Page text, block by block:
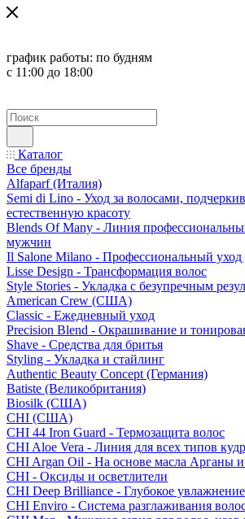
график работы: по будням
с 11:00 до 18:00
Каталог
Все бренды
Alfaparf (Италия)
Semi di Lino - Уход за волосами,
естественную красоту
Blends Of Many - Линия
мужчин
Il Salone Milano - Профессиональный уход
Lisse Design - Трансформация волос
Style Stories - Укладка с безупречным
American Crew (США)
Classic - Ежедневный уход
Precision Blend - Окрашивание и
Shave - Средства для бритья
Styling - Укладка и стайлинг
Authentic Beauty Concept (Германия)
Batiste (Великобритания)
Biosilk (США)
CHI (США)
CHI 44 Iron Guard - Термозащита волос
CHI Aloe Vera - Линия для всех типов
CHI Argan Oil - На основе масла Арганы
CHI - Оксиды и осветлители
CHI Deep Brilliance - Глубокое
CHI Enviro - Система разглаживания